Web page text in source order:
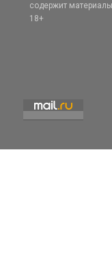
содержит
18+